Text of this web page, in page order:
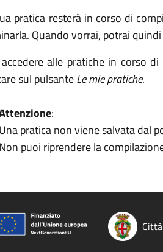
pratica resterà in corso di
Quando vorrai, potrai
alle pratiche in corso
sul pulsanteLe mie pratiche.
:
Una pratica non viene salvata dal
Non puoi riprendere la